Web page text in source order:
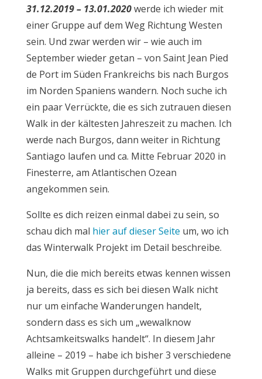
31.12.2019 – 13.01.2020werde ich wieder mit
einer Gruppe auf dem Weg Richtung Westen
sein. Und zwar werden wir – wie auch im
September wieder getan – von Saint Jean Pied
de Port im Süden Frankreichs bis nach Burgos
im Norden Spaniens wandern. Noch suche ich
ein paar Verrückte, die es sich zutrauen diesen
Walk in der kältesten Jahreszeit zu machen. Ich
werde nach Burgos, dann weiter in Richtung
Santiago laufen und ca. Mitte Februar 2020 in
Finesterre, am Atlantischen Ozean
angekommen sein.
Sollte es dich reizen einmal dabei zu sein, so
schau dich mal hier auf dieser Seite um, wo ich
das Winterwalk Projekt im Detail beschreibe.
Nun, die die mich bereits etwas kennen wissen
ja bereits, dass es sich bei diesen Walk nicht
nur um einfache Wanderungen handelt,
sondern dass es sich um „wewalknow
Achtsamkeitswalks handelt“. In diesem Jahr
alleine – 2019 – habe ich bisher 3 verschiedene
Walks mit Gruppen durchgeführt und diese